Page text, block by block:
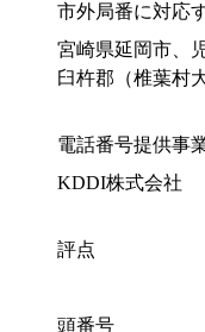
市外局番に対応
宮崎県延岡市、
臼杵郡（椎葉村
電話番号提供事
KDDI株式会社
評点
頭番号